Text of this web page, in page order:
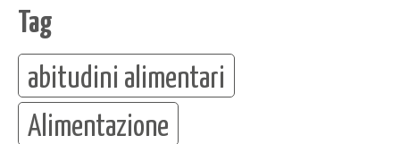
Tag
abitudini alimentari
Alimentazione